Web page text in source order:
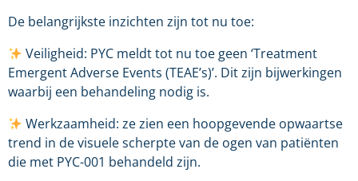
De belangrijkste inzichten zijn tot nu toe:
Veiligheid: PYC meldt tot nu toe geen ‘Treatment
Emergent Adverse Events (TEAE’s)’. Dit zijn bijwerkingen
waarbij een behandeling nodig is.
Werkzaamheid: ze zien een hoopgevende opwaartse
trend in de visuele scherpte van de ogen van patiënten
die met PYC-001 behandeld zijn.